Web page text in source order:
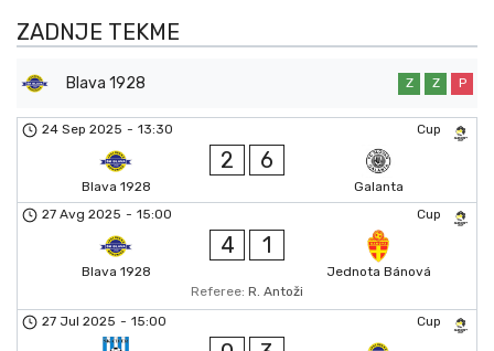
ZADNJE TEKME
Blava 1928 Z Z P
Cup
24 Sep 2025 - 13:30
Blava 1928
2 6
Galanta
Cup
27 Avg 2025 - 15:00
Blava 1928
4 1
Jednota Bánová
Referee: R. Antoži
Cup
27 Jul 2025 - 15:00